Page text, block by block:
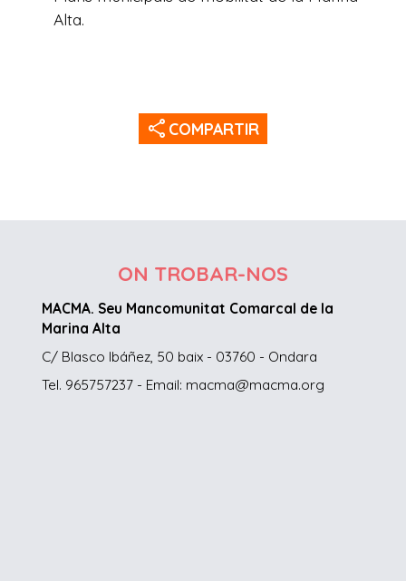
Alta.
share COMPARTIR
ON TROBAR-NOS
MACMA. Seu Mancomunitat Comarcal de la
Marina Alta
C/ Blasco Ibáñez, 50 baix - 03760 - Ondara
Tel. 965757237 - Email: macma@macma.org